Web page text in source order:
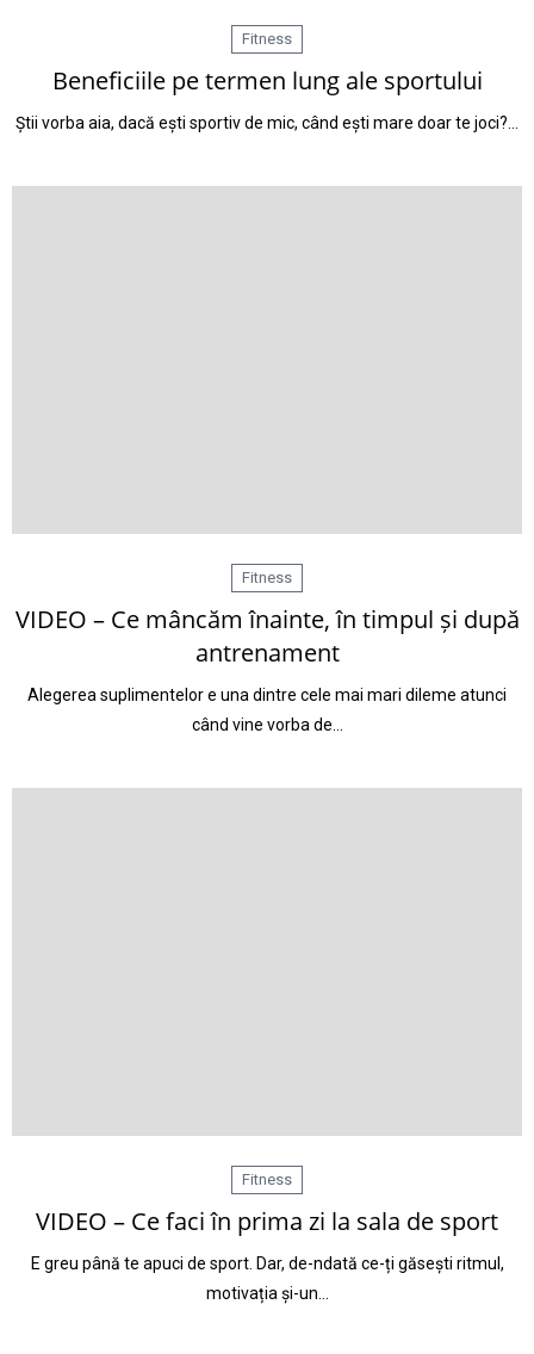
Fitness
Beneficiile pe termen lung ale sportului
Știi vorba aia, dacă ești sportiv de mic, când ești mare doar te joci?…
Fitness
VIDEO – Ce mâncăm înainte, în timpul și după
antrenament
Alegerea suplimentelor e una dintre cele mai mari dileme atunci
când vine vorba de…
Fitness
VIDEO – Ce faci în prima zi la sala de sport
E greu până te apuci de sport. Dar, de-ndată ce-ți găsești ritmul,
motivația și-un…